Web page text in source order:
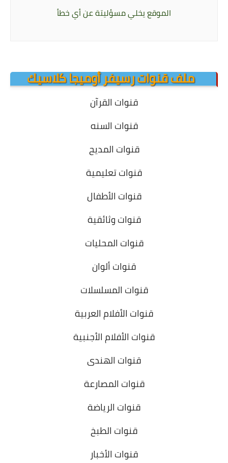
الموقع يخلي مسؤليتة عن أي خطأ
ملف قنوات رسيفر أوميجا كلاسيك
قنوات القرآن
قنوات السنه
قنوات المديح
قنوات تعليمية
قنوات الأطفال
قنوات وثائقية
قنوات المحليات
قنوات ألوان
قنوات المسلسلات
قنوات الأفلام العربية
قنوات الأفلام الأجنبية
قنوات الهندى
قنوات المصارعة
قنوات الرياضة
قنوات الطبخ
قنوات الأخبار